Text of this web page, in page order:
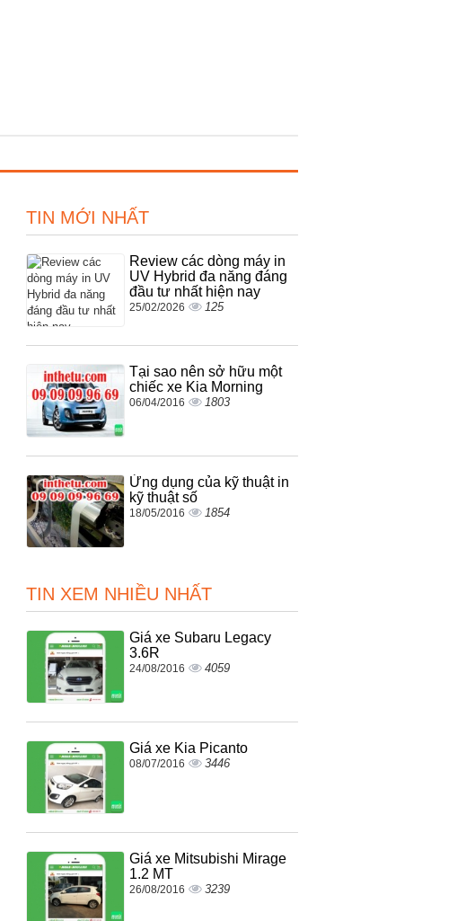
TIN MỚI NHẤT
Review các dòng máy in
UV Hybrid đa năng đáng
đầu tư nhất hiện nay
25/02/2026 125
Tại sao nên sở hữu một
chiếc xe Kia Morning
06/04/2016 1803
Ứng dụng của kỹ thuật in
kỹ thuật số
18/05/2016 1854
TIN XEM NHIỀU NHẤT
Giá xe Subaru Legacy
3.6R
24/08/2016 4059
Giá xe Kia Picanto
08/07/2016 3446
Giá xe Mitsubishi Mirage
1.2 MT
26/08/2016 3239